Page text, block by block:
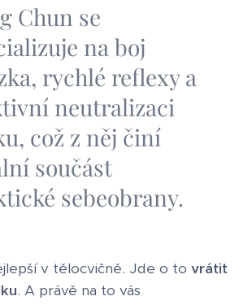
Chun se
na boj
rychlé reflexy a
neutralizaci
což z něj činí
součást
sebeobrany.
v tělocvičně. Jde o to vrátit
. A právě na to vás